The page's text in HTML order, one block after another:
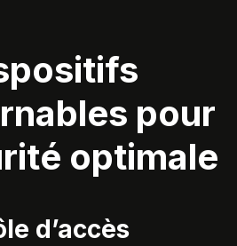
pour
optimale
d’accès